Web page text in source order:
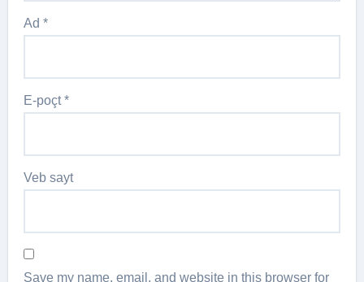
Ad*
E-poçt*
Veb sayt
Save my name, email, and website in this browser for